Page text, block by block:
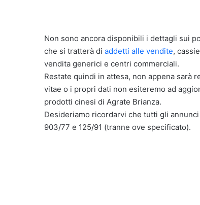
Non sono ancora disponibili i dettagli sui
che si tratterà di addetti alle vendite,
vendita generici e centri commerciali.
Restate quindi in attesa, non appena
vitae o i propri dati non esiteremo ad
prodotti cinesi di Agrate Brianza.
Desideriamo ricordarvi che tutti gli
903/77 e 125/91 (tranne ove specificato).